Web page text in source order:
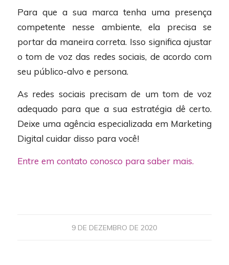
Para que a sua marca tenha uma presença
competente nesse ambiente, ela precisa se
portar da maneira correta. Isso significa ajustar
o tom de voz das redes sociais, de acordo com
seu público-alvo e persona.
As redes sociais precisam de um tom de voz
adequado para que a sua estratégia dê certo.
Deixe uma agência especializada em Marketing
Digital cuidar disso para você!
Entre em contato conosco para saber mais.
9 DE DEZEMBRO DE 2020